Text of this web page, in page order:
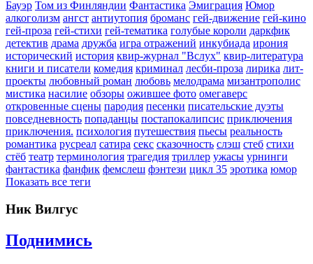
Бауэр Том из Финляндии Фантастика Эмиграция Юмор
алкоголизм ангст антиутопия броманс гей-движение гей-кино
гей-проза гей-стихи гей-тематика голубые короли даркфик
детектив драма дружба игра отражений инкубиада ирония
исторический история квир-журнал "Вслух" квир-литература
книги и писатели комедия криминал лесби-проза лирика лит-
проекты любовный роман любовь мелодрама мизантрополис
мистика насилие обзоры ожившее фото омегаверс
откровенные сцены пародия песенки писательские дуэты
повседневность попаданцы постапокалипсис приключения
приключения. психология путешествия пьесы реальность
романтика русреал сатира секс сказочность слэш стеб стихи
стёб театр терминология трагедия триллер ужасы урнинги
фантастика фанфик фемслеш фэнтези цикл 35 эротика юмор
Показать все теги
Ник Вилгус
Поднимись